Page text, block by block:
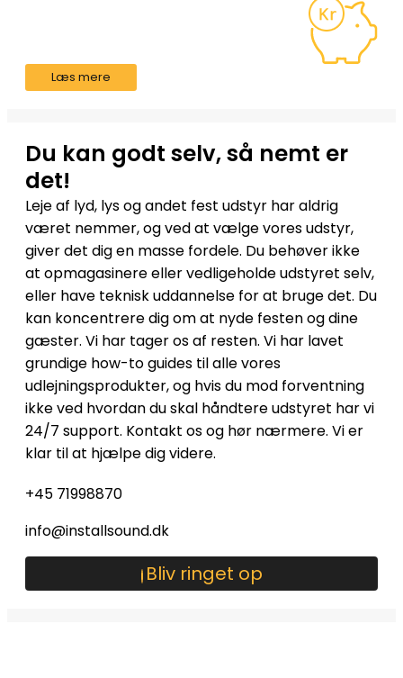
Læs mere
Du kan godt selv, så nemt er
det!
Leje af lyd, lys og andet fest udstyr har aldrig
været nemmer, og ved at vælge vores udstyr,
giver det dig en masse fordele. Du behøver ikke
at opmagasinere eller vedligeholde udstyret selv,
eller have teknisk uddannelse for at bruge det. Du
kan koncentrere dig om at nyde festen og dine
gæster. Vi har tager os af resten. Vi har lavet
grundige how-to guides til alle vores
udlejningsprodukter, og hvis du mod forventning
ikke ved hvordan du skal håndtere udstyret har vi
24/7 support. Kontakt os og hør nærmere. Vi er
klar til at hjælpe dig videre.
+45 71998870
info@installsound.dk
Bliv ringet op